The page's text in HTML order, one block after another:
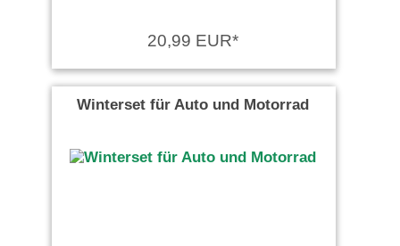
20,99 EUR*
Winterset für Auto und Motorrad